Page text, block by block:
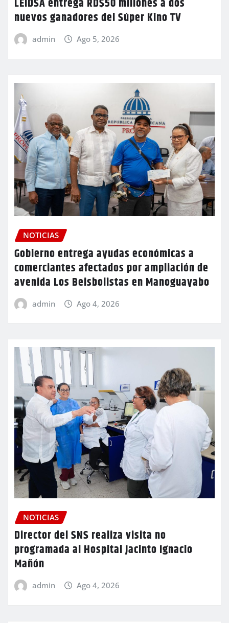
LEIDSA entrega RD$50 millones a dos
nuevos ganadores del Súper Kino TV
admin Ago 5, 2026
NOTICIAS
Gobierno entrega ayudas económicas a
comerciantes afectados por ampliación de
avenida Los Beisbolistas en Manoguayabo
admin Ago 4, 2026
NOTICIAS
Director del SNS realiza visita no
programada al Hospital Jacinto Ignacio
Mañón
admin Ago 4, 2026